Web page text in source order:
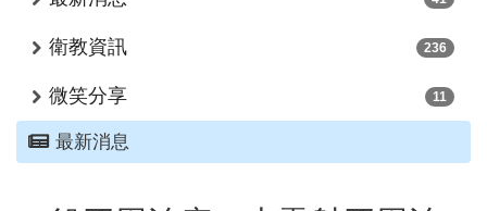
衛教資訊 236
微笑分享 11
最新消息